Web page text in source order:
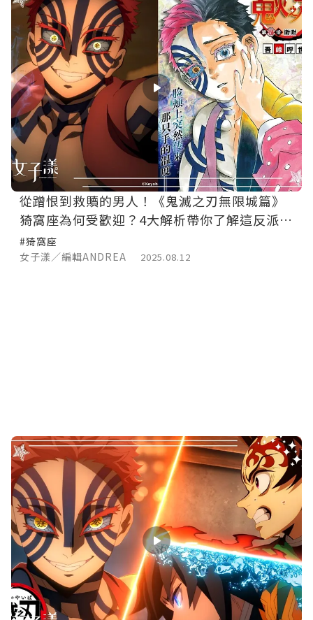
從蹭恨到救贖的男人！《鬼滅之刃無限城篇》
猗窩座為何受歡迎？4大解析帶你了解這反派角
色
#猗窩座
女子漾／編輯ANDREA
2025.08.12